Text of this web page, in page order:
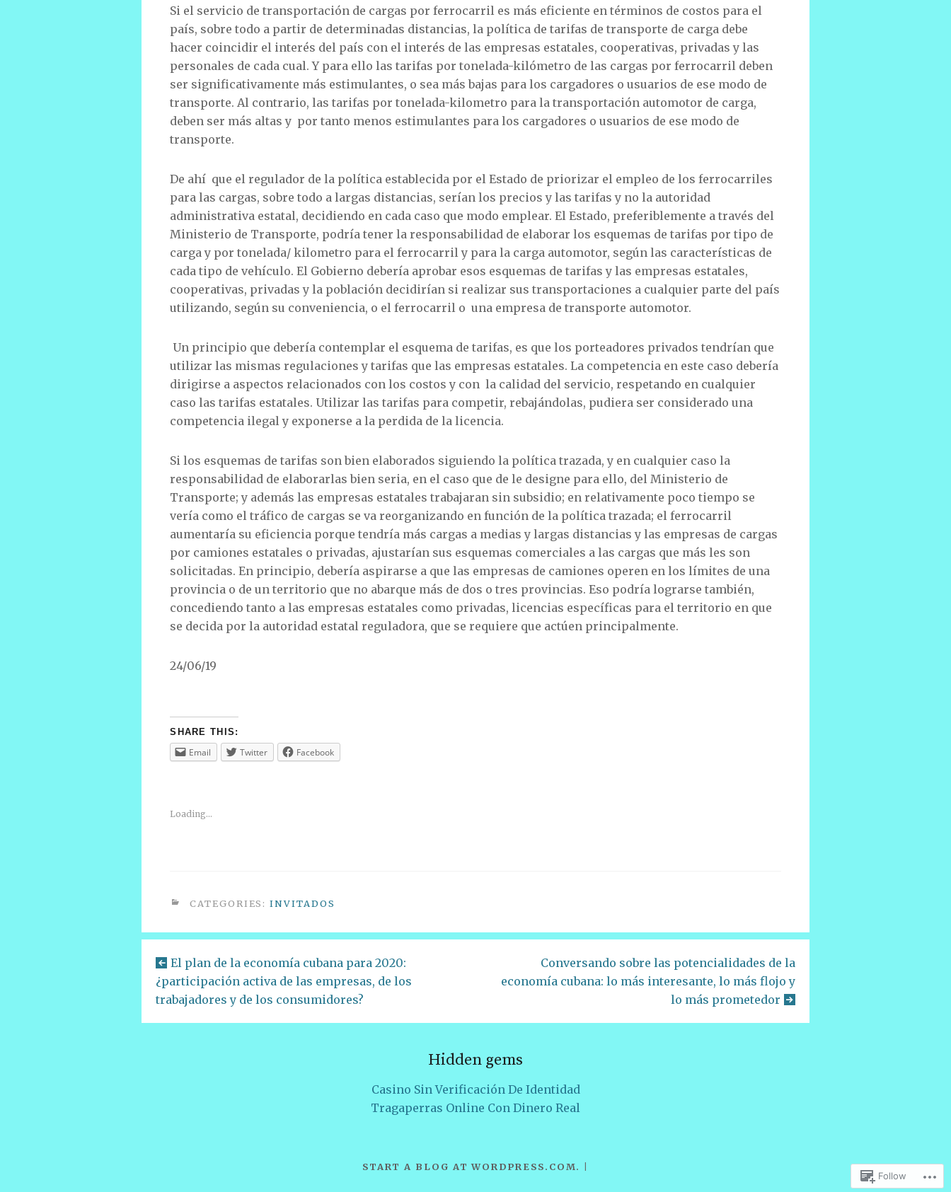
Si el servicio de transportación de cargas por ferrocarril es más eficiente en términos de costos para el
país, sobre todo a partir de determinadas distancias, la política de tarifas de transporte de carga debe
hacer coincidir el interés del país con el interés de las empresas estatales, cooperativas, privadas y las
personales de cada cual. Y para ello las tarifas por tonelada-kilómetro de las cargas por ferrocarril deben
ser significativamente más estimulantes, o sea más bajas para los cargadores o usuarios de ese modo de
transporte. Al contrario, las tarifas por tonelada-kilometro para la transportación automotor de carga,
deben ser más altas y por tanto menos estimulantes para los cargadores o usuarios de ese modo de
transporte.
De ahí que el regulador de la política establecida por el Estado de priorizar el empleo de los ferrocarriles
para las cargas, sobre todo a largas distancias, serían los precios y las tarifas y no la autoridad
administrativa estatal, decidiendo en cada caso que modo emplear. El Estado, preferiblemente a través del
Ministerio de Transporte, podría tener la responsabilidad de elaborar los esquemas de tarifas por tipo de
carga y por tonelada/ kilometro para el ferrocarril y para la carga automotor, según las características de
cada tipo de vehículo. El Gobierno debería aprobar esos esquemas de tarifas y las empresas estatales,
cooperativas, privadas y la población decidirían si realizar sus transportaciones a cualquier parte del país
utilizando, según su conveniencia, o el ferrocarril o una empresa de transporte automotor.
Un principio que debería contemplar el esquema de tarifas, es que los porteadores privados tendrían que
utilizar las mismas regulaciones y tarifas que las empresas estatales. La competencia en este caso debería
dirigirse a aspectos relacionados con los costos y con la calidad del servicio, respetando en cualquier
caso las tarifas estatales. Utilizar las tarifas para competir, rebajándolas, pudiera ser considerado una
competencia ilegal y exponerse a la perdida de la licencia.
Si los esquemas de tarifas son bien elaborados siguiendo la política trazada, y en cualquier caso la
responsabilidad de elaborarlas bien seria, en el caso que de le designe para ello, del Ministerio de
Transporte; y además las empresas estatales trabajaran sin subsidio; en relativamente poco tiempo se
vería como el tráfico de cargas se va reorganizando en función de la política trazada; el ferrocarril
aumentaría su eficiencia porque tendría más cargas a medias y largas distancias y las empresas de cargas
por camiones estatales o privadas, ajustarían sus esquemas comerciales a las cargas que más les son
solicitadas. En principio, debería aspirarse a que las empresas de camiones operen en los límites de una
provincia o de un territorio que no abarque más de dos o tres provincias. Eso podría lograrse también,
concediendo tanto a las empresas estatales como privadas, licencias específicas para el territorio en que
se decida por la autoridad estatal reguladora, que se requiere que actúen principalmente.
24/06/19
SHARE THIS:
Email Twitter Facebook
Loading...
CATEGORIES:INVITADOS
El plan de la economía cubana para 2020:
¿participación activa de las empresas, de los
trabajadores y de los consumidores?
Conversando sobre las potencialidades de la
economía cubana: lo más interesante, lo más flojo y
lo más prometedor
Hidden gems
Casino Sin Verificación De Identidad
Tragaperras Online Con Dinero Real
START A BLOG AT WORDPRESS.COM. |
Follow